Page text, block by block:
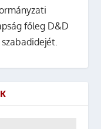
főleg D&D